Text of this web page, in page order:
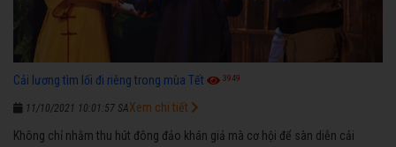
Cải lương tìm lối đi riêng trong mùa Tết 3949
11/10/2021 10:01:57 SA
Không chỉ nhằm thu hút đông đảo khán giả mà cơ hội để sàn diễn cải
Xem chi tiết